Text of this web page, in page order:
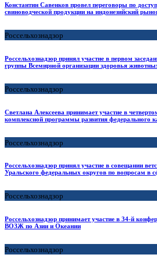
Константин Савенков провел переговоры по
свиноводческой продукции на индонезийский
Россельхознадзор
Россельхознадзор принял участие в первом
группы Всемирной организации здоровья
Россельхознадзор
Светлана Алексеева принимает участие в
комплексной программы развития федерального
Россельхознадзор
Россельхознадзор принял участие в совещании
Уральского федеральных округов по вопросам в
Россельхознадзор
Россельхознадзор принимает участие в 34-й
ВОЗЖ по Азии и Океании
Россельхознадзор